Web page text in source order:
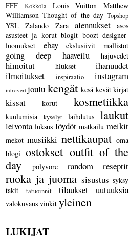
FFF Kokkola Louis Vuitton
Matthew
Williamson Thought of the day Topshop
YSL Zalando Zara alennukset
asos
asusteet ja korut blogit boozt designer-
luomukset
ebay ekslusiivit mallistot
going deep haaveilu hajuvedet
himoitut hiukset
ihanuudet
ilmoitukset
inspiraatio instagram
introvert joulu kengät kesä kevät kirjat
kissat korut kosmetiikka
kuulumisia kyselyt laihdutus laukut
leivonta luksus löydöt matkailu meikit
mekot musiikki nettikaupat oma
blogi ostokset outfit of the
day
polyvore random reseptit
ruoka ja juoma sisustus syksy
takit
tatuoinnit tilaukset uutuuksia
valokuvaus vinkit yleinen
LUKIJAT